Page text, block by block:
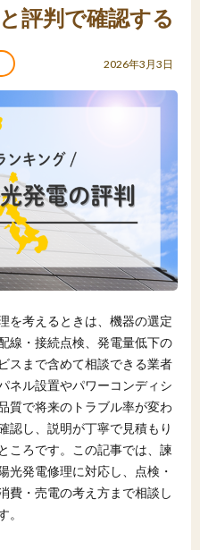
評判で確認する
2026年3月3日
を考えるときは、機器の選定
線・接続点検、発電量低下の
スまで含めて相談できる業者
ネル設置やパワーコンディシ
質で将来のトラブル率が変わ
認し、説明が丁寧で見積もり
ころです。この記事では、諫
光発電修理に対応し、点検・
費・売電の考え方まで相談し
。